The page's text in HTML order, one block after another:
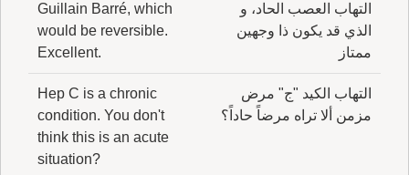
التهاب العصب الحاد، و
الذي قد يكون ذا وجهين
ممتاز
Guillain Barré, which
would be reversible.
Excellent.
التهاب الكيد "ج" مرض
مزمن ألا تراه مرضاً حاداً؟
Hep C is a chronic
condition. You don't
think this is an acute
situation?